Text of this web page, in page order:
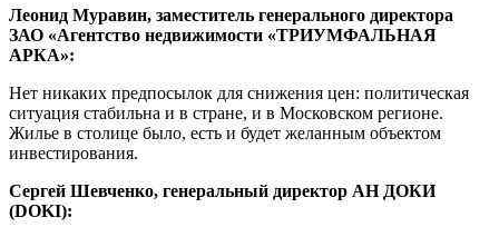
Леонид Муравин, заместитель генерального директора
ЗАО «Агентство недвижимости «ТРИУМФАЛЬНАЯ
АРКА»:
Нет никаких предпосылок для снижения цен: политическая
ситуация стабильна и в стране, и в Московском регионе.
Жилье в столице было, есть и будет желанным объектом
инвестирования.
Сергей Шевченко, генеральный директор АН ДОКИ
(DOKI):